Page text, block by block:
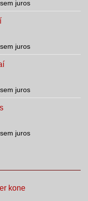
sem juros
sem juros
sem juros
sem juros
kone